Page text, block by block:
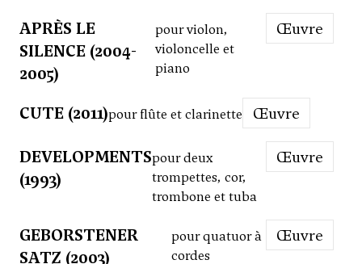
APRÈS LE
SILENCE (2004-
2005)
pour violon,
violoncelle et
piano
Œuvre
CUTE (2011)pour flûte et clarinette Œuvre
DEVELOPMENTS
(1993)
pour deux
trompettes, cor,
trombone et tuba
Œuvre
GEBORSTENER
SATZ (2003)
pour quatuor à
cordes
Œuvre